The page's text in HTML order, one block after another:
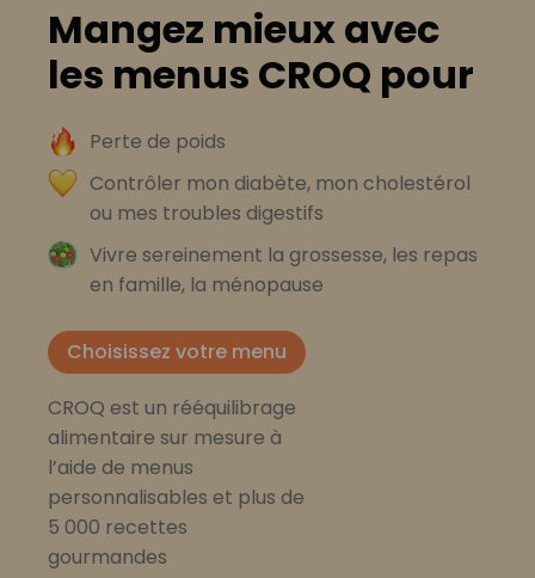
Mangez mieux avec
les menus CROQ pour
Perte de poids
Contrôler mon diabète, mon cholestérol
ou mes troubles digestifs
Vivre sereinement la grossesse, les repas
en famille, la ménopause
Choisissez votre menu
CROQ est un rééquilibrage
alimentaire sur mesure à
l’aide de menus
personnalisables et plus de
5 000 recettes
gourmandes